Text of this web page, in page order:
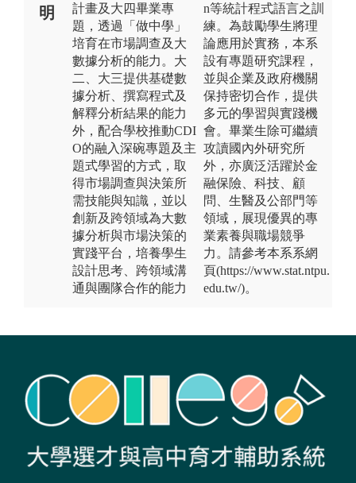
明
計畫及大四畢業專
題，透過「做中學」
培育在市場調查及大
數據分析的能力。大
二、大三提供基礎數
據分析、撰寫程式及
解釋分析結果的能力
外，配合學校推動CDI
O的融入深碗專題及主
題式學習的方式，取
得市場調查與決策所
需技能與知識，並以
創新及跨領域為大數
據分析與市場決策的
實踐平台，培養學生
設計思考、跨領域溝
通與團隊合作的能力
n等統計程式語言之訓
練。為鼓勵學生將理
論應用於實務，本系
設有專題研究課程，
並與企業及政府機關
保持密切合作，提供
多元的學習與實踐機
會。畢業生除可繼續
攻讀國內外研究所
外，亦廣泛活躍於金
融保險、科技、顧
問、生醫及公部門等
領域，展現優異的專
業素養與職場競爭
力。請參考本系系網
頁(https://www.stat.ntpu.
edu.tw/)。